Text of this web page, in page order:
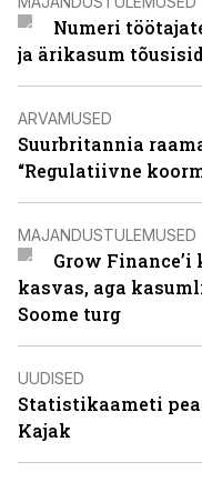
Numeri
ja ärikasum
ARVAMUSED
Suurbritannia
“Regulatiivne
MAJANDUSTULEMUSED
Grow
kasvas, aga
Soome turg
UUDISED
Statistikaameti
Kajak